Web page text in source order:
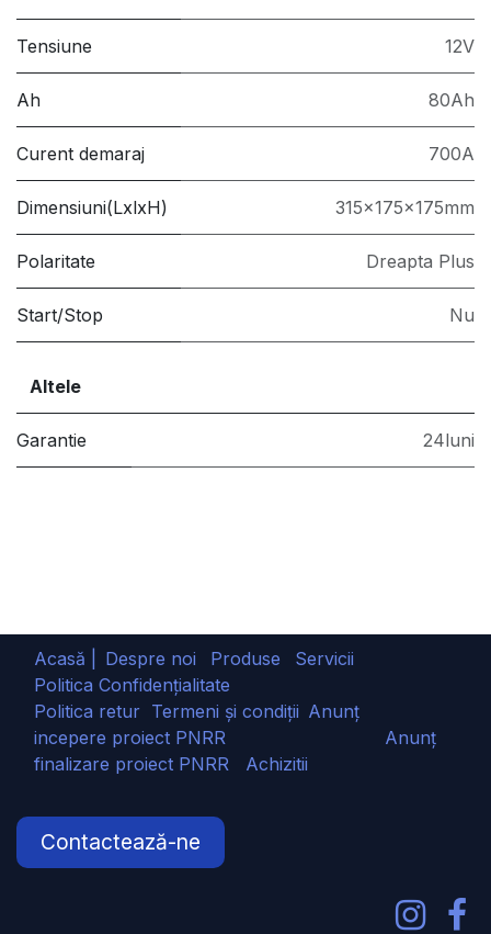
Tensiune 12V
Ah 80Ah
Curent demaraj 700A
Dimensiuni(LxlxH) 315x175x175mm
Polaritate Dreapta Plus
Start/Stop Nu
Altele
Garantie 24luni
Acasă | Despre noi Produse
Servicii
Politica Confidențialitate
Politica retur Termeni și condiții Anunț
incepere proiect PNRR
Anunț
finalizare proiect PNRR Achizitii
Contactează-ne